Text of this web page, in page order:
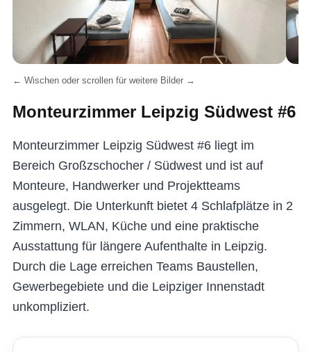
← Wischen oder scrollen für weitere Bilder →
Monteurzimmer Leipzig Südwest #6
Monteurzimmer Leipzig Südwest #6 liegt im
Bereich Großzschocher / Südwest und ist auf
Monteure, Handwerker und Projektteams
ausgelegt. Die Unterkunft bietet 4 Schlafplätze in 2
Zimmern, WLAN, Küche und eine praktische
Ausstattung für längere Aufenthalte in Leipzig.
Durch die Lage erreichen Teams Baustellen,
Gewerbegebiete und die Leipziger Innenstadt
unkompliziert.